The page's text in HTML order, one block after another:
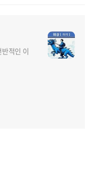
적인 이